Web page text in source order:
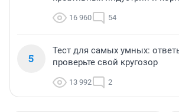
16 960 54
5
Тест для самых умных:
проверьте свой кругозор
13 992 2